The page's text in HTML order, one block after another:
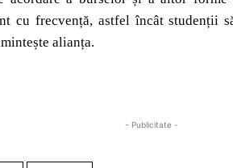
cu frecvență, astfel încât studenții
alianța.
- Publicitate -